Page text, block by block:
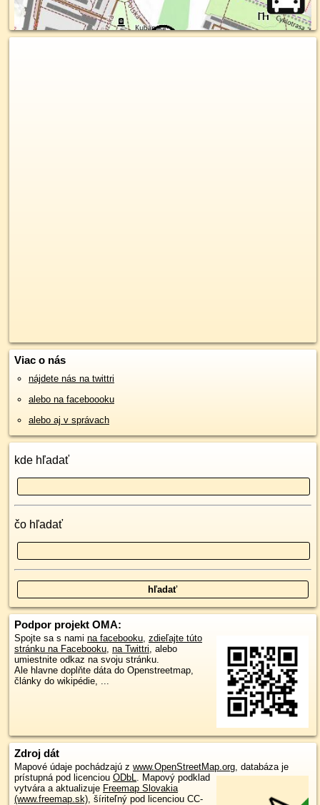
Viac o nás
nájdete nás na twittri
alebo na faceboooku
alebo aj v správach
kde hľadať
čo hľadať
Podpor projekt OMA:
Spojte sa s nami na facebooku, zdieľajte túto
stránku na Facebooku, na Twittri, alebo
umiestnite odkaz na svoju stránku.
Ale hlavne doplňte dáta do Openstreetmap,
články do wikipédie, ...
Zdroj dát
Mapové údaje pochádzajú z www.OpenStreetMap.org, databáza je
prístupná pod licenciou ODbL. Mapový podklad
vytvára a aktualizuje Freemap Slovakia
(www.freemap.sk), šíriteľný pod licenciou CC-